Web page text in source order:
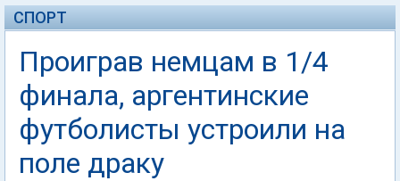
СПОРТ
Проиграв немцам в 1/4
финала, аргентинские
футболисты устроили на
поле драку